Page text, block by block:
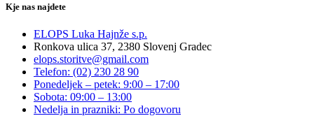
Kje nas najdete
ELOPS Luka Hajnže s.p.
Ronkova ulica 37, 2380 Slovenj Gradec
elops.storitve@gmail.com
Telefon: (02) 230 28 90
Ponedeljek – petek: 9:00 – 17:00
Sobota: 09:00 – 13:00
Nedelja in prazniki: Po dogovoru